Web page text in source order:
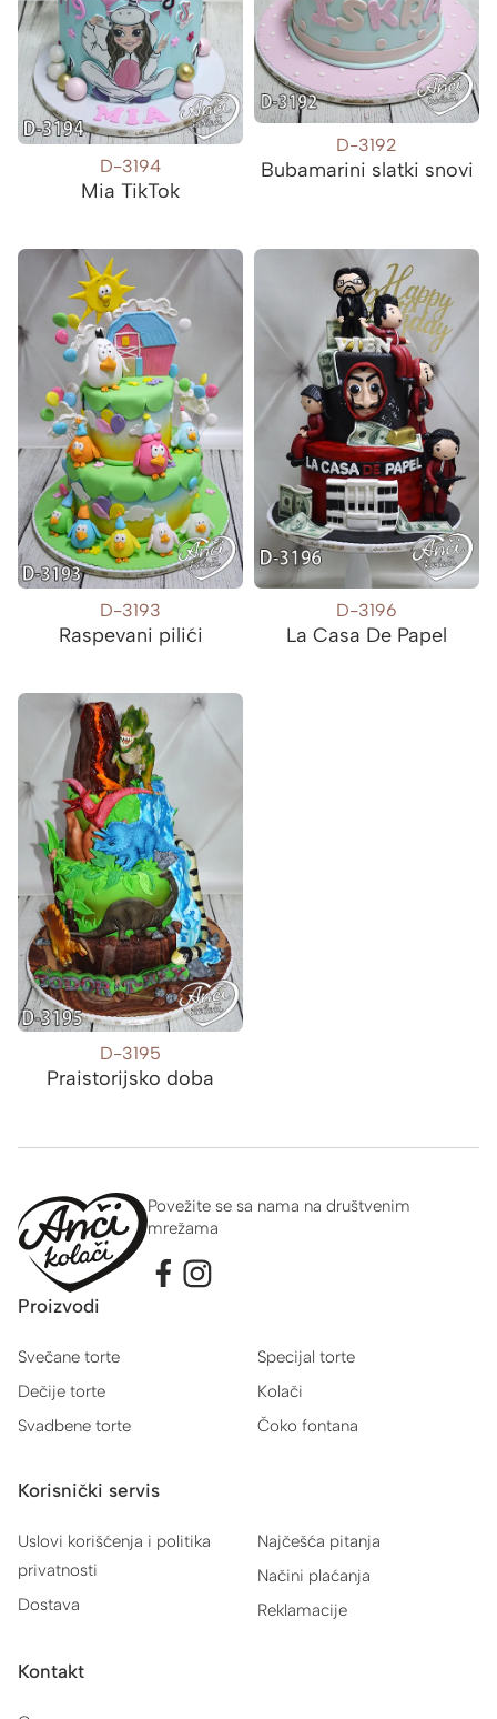
D-3194
Mia TikTok
D-3192
Bubamarini slatki snovi
D-3193
Raspevani pilići
D-3196
La Casa De Papel
D-3195
Praistorijsko doba
Povežite se sa nama na društvenim
mrežama
Proizvodi
Svečane torte
Dečije torte
Svadbene torte
Specijal torte
Kolači
Čoko fontana
Korisnički servis
Uslovi korišćenja i politika
privatnosti
Dostava
Najčešća pitanja
Načini plaćanja
Reklamacije
Kontakt